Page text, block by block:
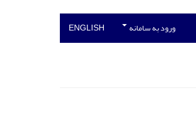
ورود به سامانه ENGLISH